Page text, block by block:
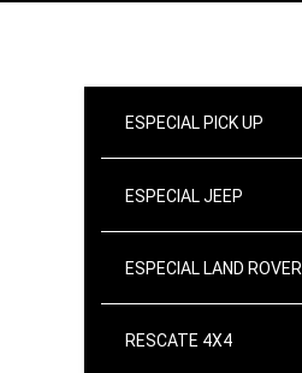
ESPECIAL PICK UP
ESPECIAL JEEP
ESPECIAL LAND ROVER
RESCATE 4X4